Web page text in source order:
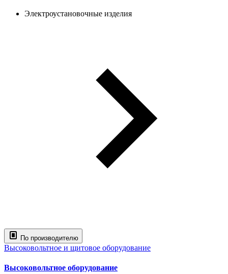
Электроустановочные изделия
По производителю
Высоковольтное и щитовое оборудование
Высоковольтное оборудование